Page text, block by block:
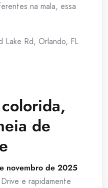
na mala, essa
Lake Rd, Orlando, FL
de
novembro de 2025
e rapidamente